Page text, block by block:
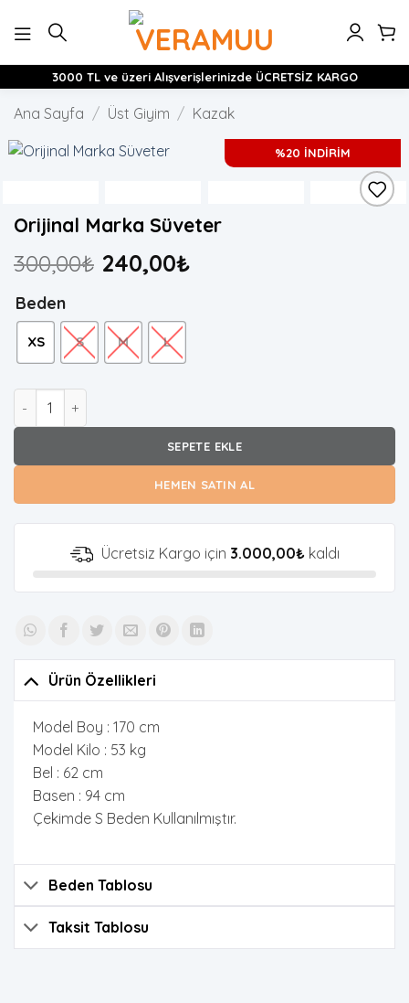
atla
3000 TL ve üzeri Alışverişlerinizde ÜCRETSİZ KARGO
Ana Sayfa / Üst Giyim / Kazak
%20 İNDİRİM
Orijinal Marka Süveter
300,00₺ 240,00₺
Beden
XS S M L
SEPETE EKLE
HEMEN SATIN AL
Ücretsiz Kargo için 3.000,00₺kaldı
Ürün Özellikleri
Model Boy : 170 cm
Model Kilo : 53 kg
Bel : 62 cm
Basen : 94 cm
Çekimde S Beden Kullanılmıştır.
Beden Tablosu
Taksit Tablosu